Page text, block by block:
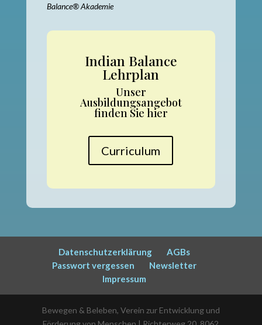
Balance® Akademie
Indian Balance
Lehrplan
Unser
Ausbildungsangebot
finden Sie hier
Curriculum
Datenschutzerklärung
AGBs
Passwort vergessen
Newsletter
Impressum
Bewegen & Beleben, Verein zur Entwicklung und